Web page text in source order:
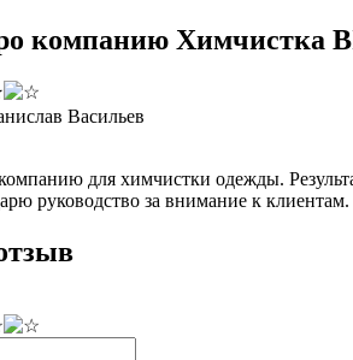
компанию Химчистка
Васильев
для химчистки одежды.
руководство за внимание к клиентам.